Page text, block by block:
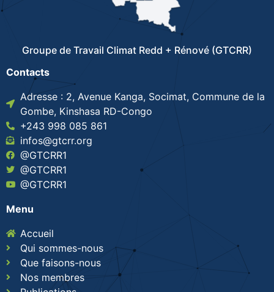
Groupe de Travail Climat Redd + Rénové (GTCRR)
Contacts
Adresse : 2, Avenue Kanga, Socimat, Commune de la
Gombe, Kinshasa RD-Congo
+243 998 085 861
infos@gtcrr.org
@GTCRR1
@GTCRR1
@GTCRR1
Menu
Accueil
Qui sommes-nous
Que faisons-nous
Nos membres